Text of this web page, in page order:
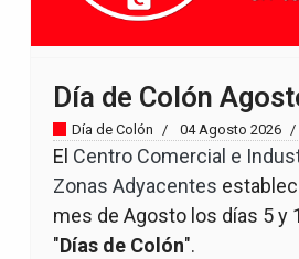
Día de Colón
Día de Colón 04 Agosto 2026
El Centro Comercial e
Zonas Adyacentes
mes de Agosto los días 5 y
"Días de Colón".